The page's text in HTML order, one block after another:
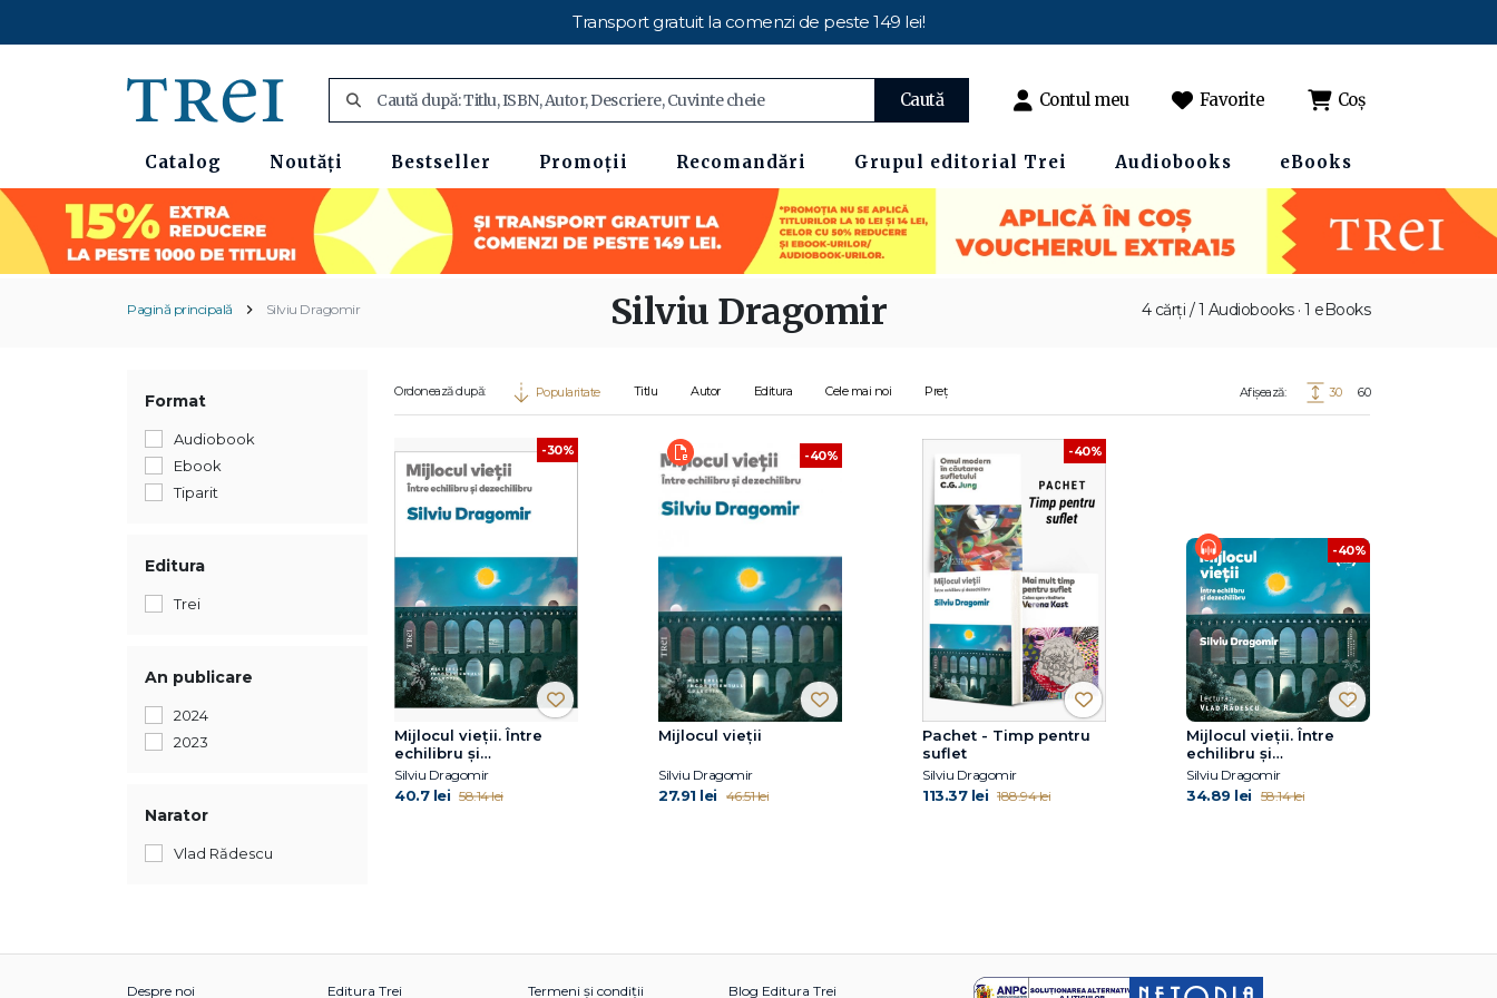
Transport gratuit la comenzi de peste 149 lei!
Caută Contul meu Favorite Coș
Catalog Noutăți Bestseller Promoții Recomandări Grupul editorial Trei Audiobooks eBooks
Pagină principală Silviu Dragomir 4 cărți / 1 Audiobooks · 1 eBooks
Silviu Dragomir
Format
Audiobook
Ebook
Tiparit
Editura
Trei
An publicare
2024
2023
Narator
Vlad Rădescu
Ordonează după: Popularitate Titlu Autor Editura Cele mai noi Preț Afișează: 30 60
-30%
Mijlocul vieții. Între
echilibru și
dezechilibru
Silviu Dragomir
40.7 lei 58.14 lei
-40%
Mijlocul vieții
Silviu Dragomir
27.91 lei 46.51 lei
-40%
Pachet - Timp pentru
suflet
Silviu Dragomir
113.37 lei 188.94 lei
-40%
Mijlocul vieții. Între
echilibru și
dezechilibru
Silviu Dragomir
34.89 lei 58.14 lei
Despre noi Editura Trei Termeni și condiții Blog Editura Trei